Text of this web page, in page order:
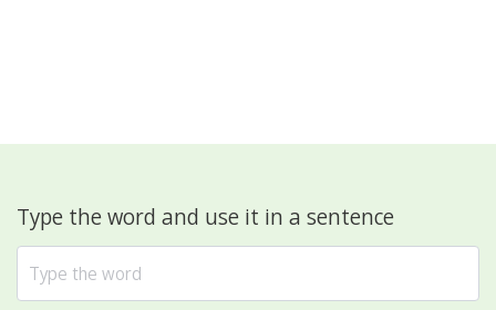
Type the word and use it in a sentence